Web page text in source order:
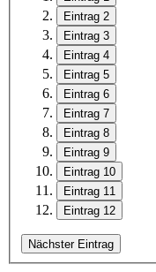
Eintrag 2
Eintrag 3
Eintrag 4
Eintrag 5
Eintrag 6
Eintrag 7
Eintrag 8
Eintrag 9
Eintrag 10
Eintrag 11
Eintrag 12
Nächster Eintrag